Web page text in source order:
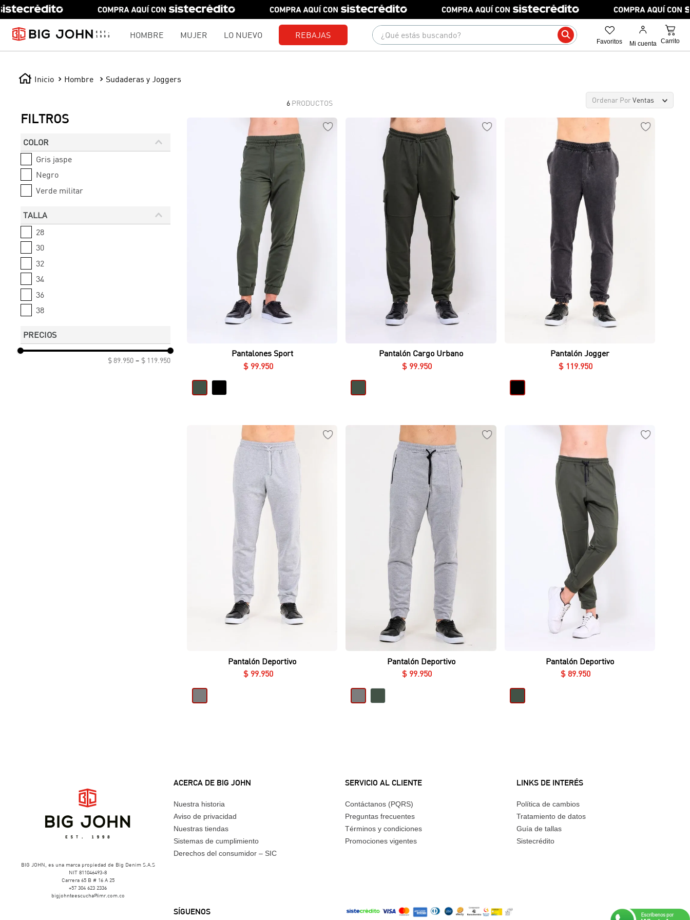
HOMBRE MUJER LO NUEVO REBAJAS
¿Qué estás buscando?
Hombre Sudaderas y Joggers
FILTROS
COLOR
Gris jaspe
Negro
Verde militar
TALLA
28
30
32
34
36
38
PRECIOS
$ 89.950 – $ 119.950
6 PRODUCTOS Ordenar PorVentas
Pantalones Sport
$ 99. 950
Vista rápida
Pantalón Cargo Urbano
$ 99 950
Vista rápida
Pantalón Jogger
$ 119 950
Pantalón Deportivo
$ 99.950
Vista rápida
Pantalón Deportivo
$ 99.950
Vista rápida
Pantalón Deportivo
$ 89.950
BIG JOHN, es una marca propiedad de Big Denim S.A.S
NIT 811046493-8
Carrera 65 B # 16 A 25
+57 304 623 2336
bigjohnteescucha@imr.com.co
ACERCA DE BIG JOHN
Nuestra historia
Aviso de privacidad
Nuestras tiendas
Sistemas de cumplimiento
Derechos del consumidor – SIC
SERVICIO AL CLIENTE
Contáctanos (PQRS)
Preguntas frecuentes
Términos y condiciones
Promociones vigentes
LINKS DE INTERÉS
Política de cambios
Tratamiento de datos
Guía de tallas
Sistecrédito
SÍGUENOS
camisas
pantalones
chaquetas
blusas
polos